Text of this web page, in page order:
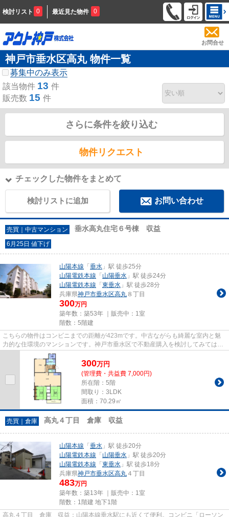
検討リスト 0 最近見た物件 0
お問合せ
神戸市垂水区高丸 物件一覧
募集中のみ表示
該当物件 13 件
販売数 15 件
さらに条件を絞り込む
物件リクエスト
チェックした物件をまとめて
検討リストに追加 お問い合わせ
売買｜中古マンション 垂水高丸住宅６号棟 収益
6月25日 値下げ
山陽本線 「 垂水 」駅 徒歩25分
山陽電鉄本線 「 山陽垂水 」駅 徒歩24分
山陽電鉄本線 「 東垂水 」駅 徒歩28分
兵庫県神戸市垂水区高丸 ８丁目
300万円
築年数：築53年 ｜販売中： 1室
階数：5階建
こちらの物件はコンビニまでの距離が423mです。中古ながらも綺麗な室内と魅
力的な住環境のマンションです。神戸市垂水区で不動産購入を検討してみてはい
かがでしょうか。こだわりの物...
300万円
(管理費・共益費 7,000円)
所在階：5階
間取り：3LDK
面積：70.29㎡
売買｜倉庫 高丸４丁目 倉庫 収益
山陽本線 「 垂水 」駅 徒歩20分
山陽電鉄本線 「 山陽垂水 」駅 徒歩20分
山陽電鉄本線 「 東垂水 」駅 徒歩18分
兵庫県神戸市垂水区高丸 ４丁目
483万円
築年数：築13年 ｜販売中： 1室
階数：1階建 地下1階
高丸４丁目 倉庫 収益：山陽本線垂水駅にも近くて便利。コンビニ「ローソン